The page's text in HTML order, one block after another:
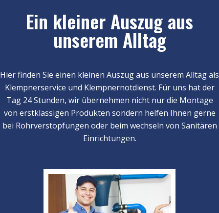
Ein kleiner Auszug aus
unserem Alltag
Hier finden Sie einen kleinen Auszug aus unserem Alltag als
Klempnerservice und Klempnernotdienst. Für uns hat der
Tag 24 Stunden, wir übernehmen nicht nur die Montage
von erstklassigen Produkten sondern helfen Ihnen gerne
bei Rohrverstopfungen oder beim wechseln von Sanitären
Einrichtungen.